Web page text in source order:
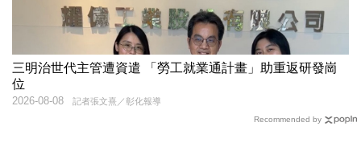
三明治世代主管遭資遣 「勞工就業通計畫」助重返研發崗
位
記者張文熹／彰化報導
2026-08-08
Recommended by